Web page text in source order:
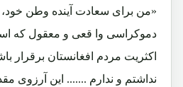
«من برای سعادت آینده وطن
دموکراسی وا قعی و معقول که
اکثریت مردم افغانستان برقرار
نداشتم و ندارم ....... این آرزوی